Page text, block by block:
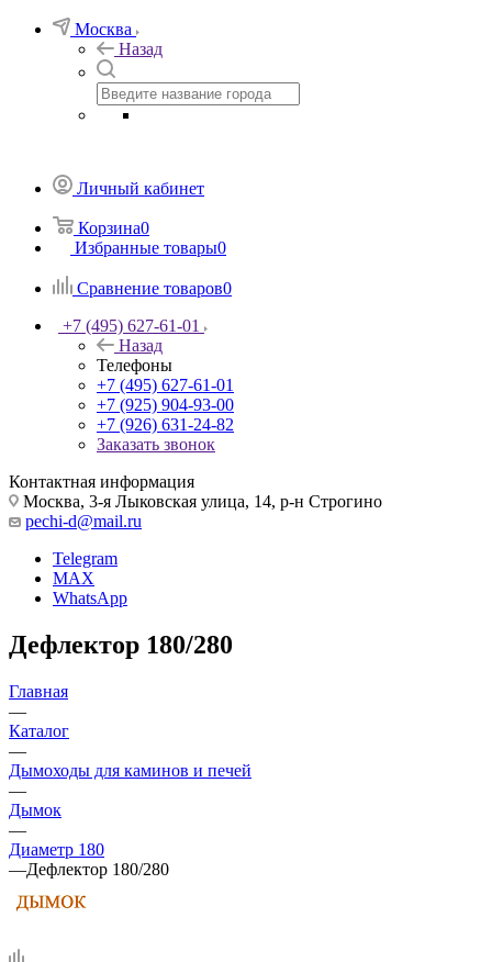
Москва
Назад
Личный кабинет
Корзина0
Избранные товары0
Сравнение товаров0
+7 (495) 627-61-01
Назад
Телефоны
+7 (495) 627-61-01
+7 (925) 904-93-00
+7 (926) 631-24-82
Заказать звонок
Контактная информация
Москва, 3-я Лыковская улица, 14, р-н Строгино
pechi-d@mail.ru
Telegram
MAX
WhatsApp
Дефлектор 180/280
Главная
—
Каталог
—
Дымоходы для каминов и печей
—
Дымок
—
Диаметр 180
—Дефлектор 180/280